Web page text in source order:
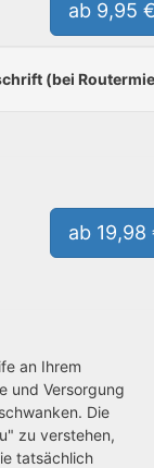
ab 9,95
(bei
ab
an Ihrem
und Versorgung
Die
zu verstehen,
tatsächlich